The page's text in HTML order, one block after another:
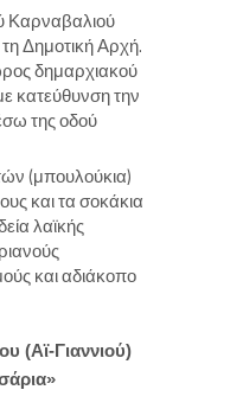
Καρναβαλιού
Δημοτική Αρχή.
δημαρχιακού
κατεύθυνση την
της οδού
(μπουλούκια)
και τα σοκάκια
λαϊκής
και αδιάκοπο
(Αϊ-Γιαννιού)